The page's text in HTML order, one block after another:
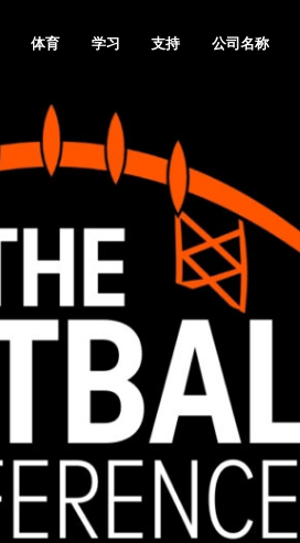
体育 学习 支持 公司名称